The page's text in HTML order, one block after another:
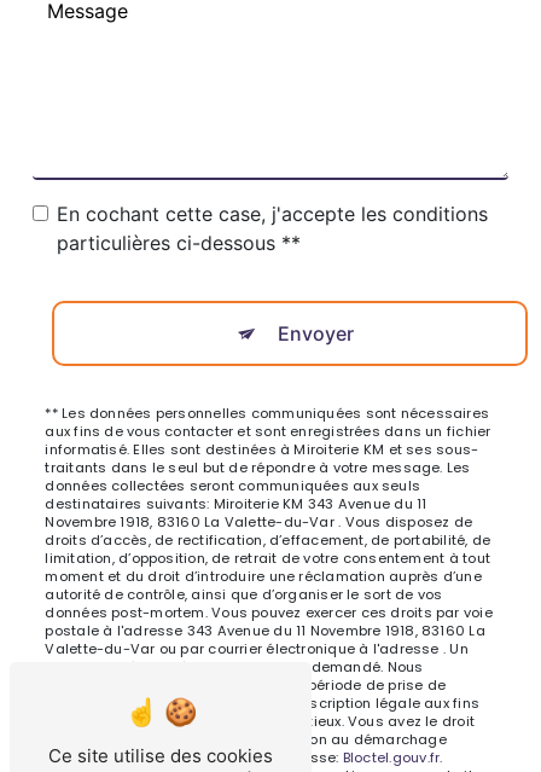
En cochant cette case, j'accepte les conditions
particulières ci-dessous **
Envoyer
** Les données personnelles communiquées sont nécessaires
aux fins de vous contacter et sont enregistrées dans un fichier
informatisé. Elles sont destinées à Miroiterie KM et ses sous-
traitants dans le seul but de répondre à votre message. Les
données collectées seront communiquées aux seuls
destinataires suivants: Miroiterie KM 343 Avenue du 11
Novembre 1918, 83160 La Valette-du-Var . Vous disposez de
droits d’accès, de rectification, d’effacement, de portabilité, de
limitation, d’opposition, de retrait de votre consentement à tout
moment et du droit d’introduire une réclamation auprès d’une
autorité de contrôle, ainsi que d’organiser le sort de vos
données post-mortem. Vous pouvez exercer ces droits par voie
postale à l'adresse 343 Avenue du 11 Novembre 1918, 83160 La
Valette-du-Var ou par courrier électronique à l'adresse . Un
justificatif d'identité pourra vous être demandé. Nous
conservons vos données pendant la période de prise de
contact puis pendant la durée de prescription légale aux fins
probatoires et de gestion des contentieux. Vous avez le droit
de vous inscrire sur la liste d'opposition au démarchage
téléphonique, disponible à cette adresse: Bloctel.gouv.fr.
Ce site utilise des cookies